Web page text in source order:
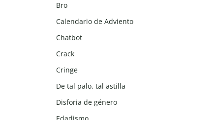
Bro
Calendario de Adviento
Chatbot
Crack
Cringe
De tal palo, tal astilla
Disforia de género